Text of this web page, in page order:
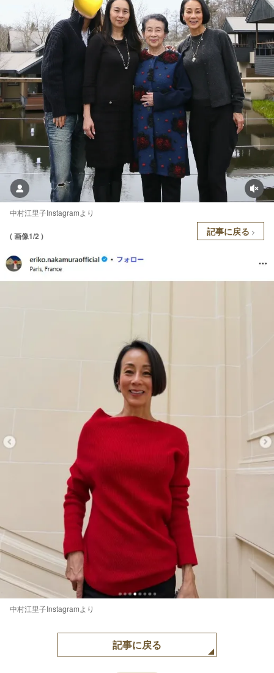
中村江里子Instagramより
( 画像1/2 ) 記事に戻る
中村江里子Instagramより
記事に戻る